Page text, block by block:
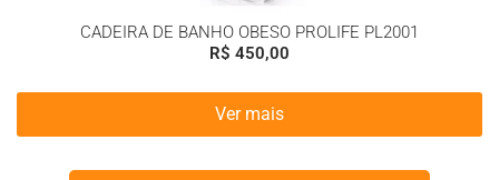
CADEIRA DE BANHO OBESO PROLIFE PL2001
R$ 450,00
Ver mais